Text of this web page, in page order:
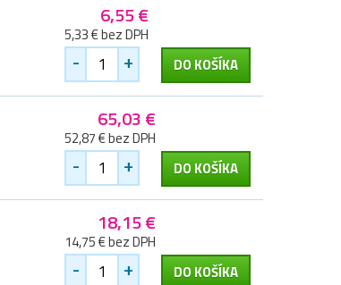
6,55 €
5,33 € bez DPH
- + DO KOŠÍKA
65,03 €
52,87 € bez DPH
- + DO KOŠÍKA
18,15 €
14,75 € bez DPH
- + DO KOŠÍKA